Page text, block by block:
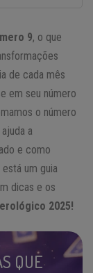
9, o que
de cada mês
em seu número
o número
a
e como
um guia
dicas e os
2025!
QUE